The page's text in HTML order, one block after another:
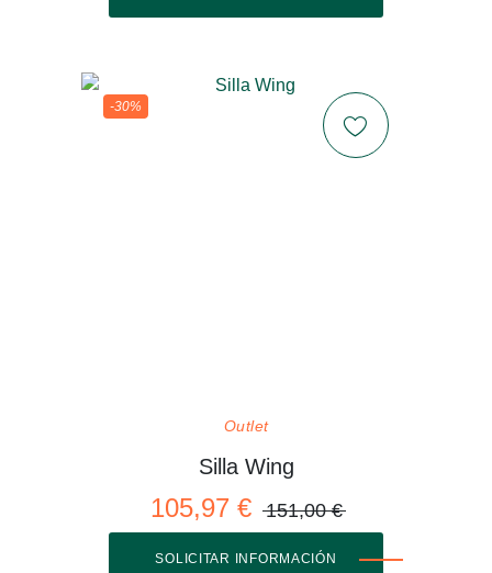
-30%
Outlet
Silla Wing
105,97 € 151,00 €
SOLICITAR INFORMACIÓN